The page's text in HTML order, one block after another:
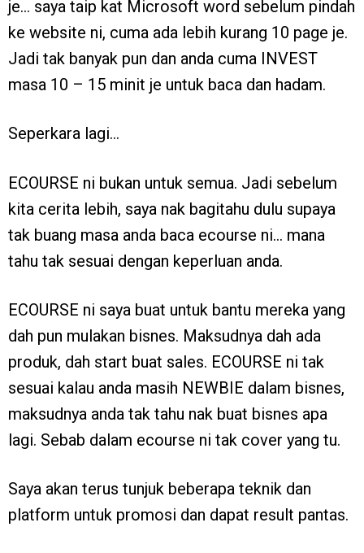
je… saya taip kat Microsoft word sebelum pindah
ke website ni, cuma ada lebih kurang 10 page je.
Jadi tak banyak pun dan anda cuma INVEST
masa 10 – 15 minit je untuk baca dan hadam.
Seperkara lagi…
ECOURSE ni bukan untuk semua. Jadi sebelum
kita cerita lebih, saya nak bagitahu dulu supaya
tak buang masa anda baca ecourse ni… mana
tahu tak sesuai dengan keperluan anda.
ECOURSE ni saya buat untuk bantu mereka yang
dah pun mulakan bisnes. Maksudnya dah ada
produk, dah start buat sales. ECOURSE ni tak
sesuai kalau anda masih NEWBIE dalam bisnes,
maksudnya anda tak tahu nak buat bisnes apa
lagi. Sebab dalam ecourse ni tak cover yang tu.
Saya akan terus tunjuk beberapa teknik dan
platform untuk promosi dan dapat result pantas.